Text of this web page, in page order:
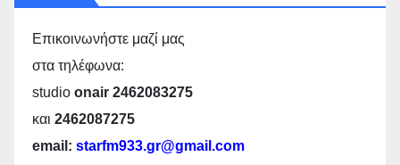
Επικοινωνήστε μαζί μας
στα τηλέφωνα:
studio onair 2462083275
και 2462087275
email: starfm933.gr@gmail.com